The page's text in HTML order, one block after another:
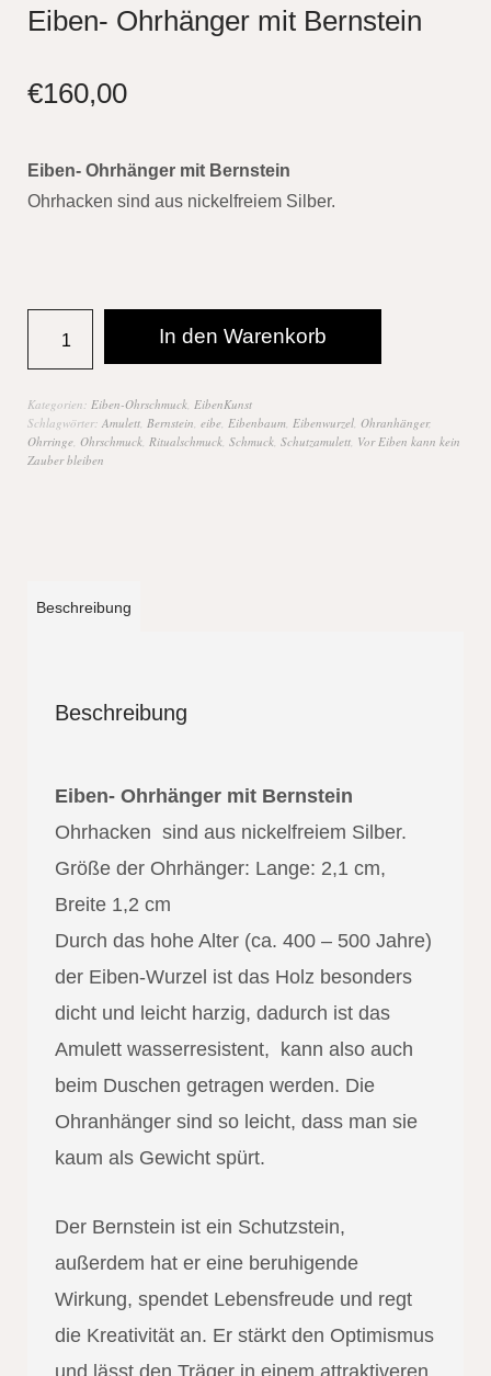
Eiben- Ohrhänger mit Bernstein
€160,00
Eiben- Ohrhänger mit Bernstein
Ohrhacken sind aus nickelfreiem Silber.
In den Warenkorb
Kategorien: Eiben-Ohrschmuck, EibenKunst
Schlagwörter: Amulett, Bernstein, eibe, Eibenbaum, Eibenwurzel, Ohranhänger,
Ohrringe, Ohrschmuck, Ritualschmuck, Schmuck, Schutzamulett, Vor Eiben kann kein
Zauber bleiben
Beschreibung
Beschreibung
Eiben- Ohrhänger mit Bernstein
Ohrhacken sind aus nickelfreiem Silber.
Größe der Ohrhänger: Lange: 2,1 cm,
Breite 1,2 cm
Durch das hohe Alter (ca. 400 – 500 Jahre)
der Eiben-Wurzel ist das Holz besonders
dicht und leicht harzig, dadurch ist das
Amulett wasserresistent, kann also auch
beim Duschen getragen werden. Die
Ohranhänger sind so leicht, dass man sie
kaum als Gewicht spürt.
Der Bernstein ist ein Schutzstein,
außerdem hat er eine beruhigende
Wirkung, spendet Lebensfreude und regt
die Kreativität an. Er stärkt den Optimismus